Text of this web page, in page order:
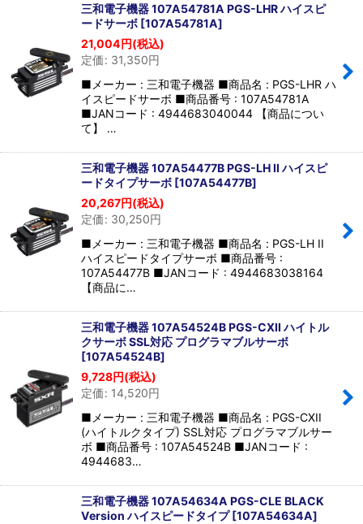
三和電子機器 107A54781A PGS-LHR ハイスピ
ードサーボ [107A54781A]
21,004円(税込)
定価: 31,350円
■メーカー : 三和電子機器 ■商品名 : PGS-LHR ハ
イスピードサーボ ■商品番号 : 107A54781A
■JANコード : 4944683040044 【商品につい
て】 …
三和電子機器 107A54477B PGS-LH II ハイスピ
ードタイプサーボ [107A54477B]
20,267円(税込)
定価: 30,250円
■メーカー : 三和電子機器 ■商品名 : PGS-LH II
ハイスピードタイプサーボ ■商品番号 :
107A54477B ■JANコード : 4944683038164
【商品に…
三和電子機器 107A54524B PGS-CXII ハイトル
クサーボ SSL対応 プログラマブルサーボ
[107A54524B]
9,728円(税込)
定価: 14,520円
■メーカー : 三和電子機器 ■商品名 : PGS-CXII
(ハイトルクタイプ) SSL対応 プログラマブルサー
ボ ■商品番号 : 107A54524B ■JANコード :
4944683…
三和電子機器 107A54634A PGS-CLE BLACK
Version ハイスピードタイプ[107A54634A]